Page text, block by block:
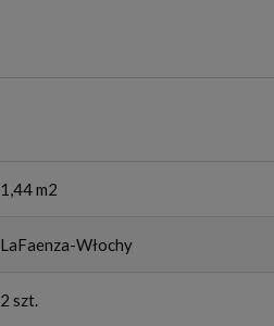
1,44 m2
LaFaenza-Włochy
2 szt.